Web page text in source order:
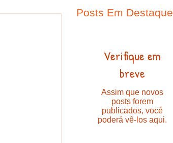
Posts Em Destaque
Verifique em
breve
Assim que novos
posts forem
publicados, você
poderá vê-los aqui.